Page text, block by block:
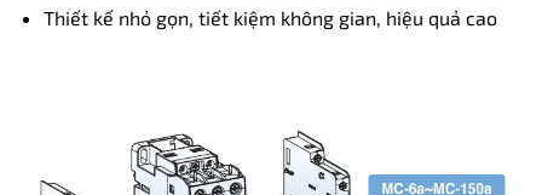
Thiết kế nhỏ gọn, tiết kiệm không gian, hiệu quả cao